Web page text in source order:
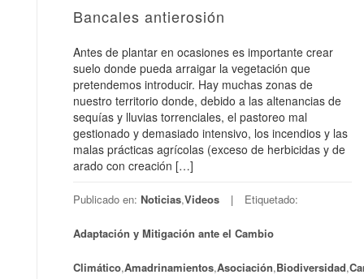
Bancales antierosión
Antes de plantar en ocasiones es importante crear
suelo donde pueda arraigar la vegetación que
pretendemos introducir. Hay muchas zonas de
nuestro territorio donde, debido a las altenancias de
sequías y lluvias torrenciales, el pastoreo mal
gestionado y demasiado intensivo, los incendios y las
malas prácticas agrícolas (exceso de herbicidas y de
arado con creación […]
Publicado en: Noticias,Videos Etiquetado:
Adaptación y Mitigación ante el Cambio
Climático,Amadrinamientos,Asociación,Biodiversidad,